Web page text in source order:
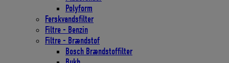
Polyform
Ferskvandsfilter
Filtre - Benzin
Filtre - Brændstof
Bosch Brændstoffilter